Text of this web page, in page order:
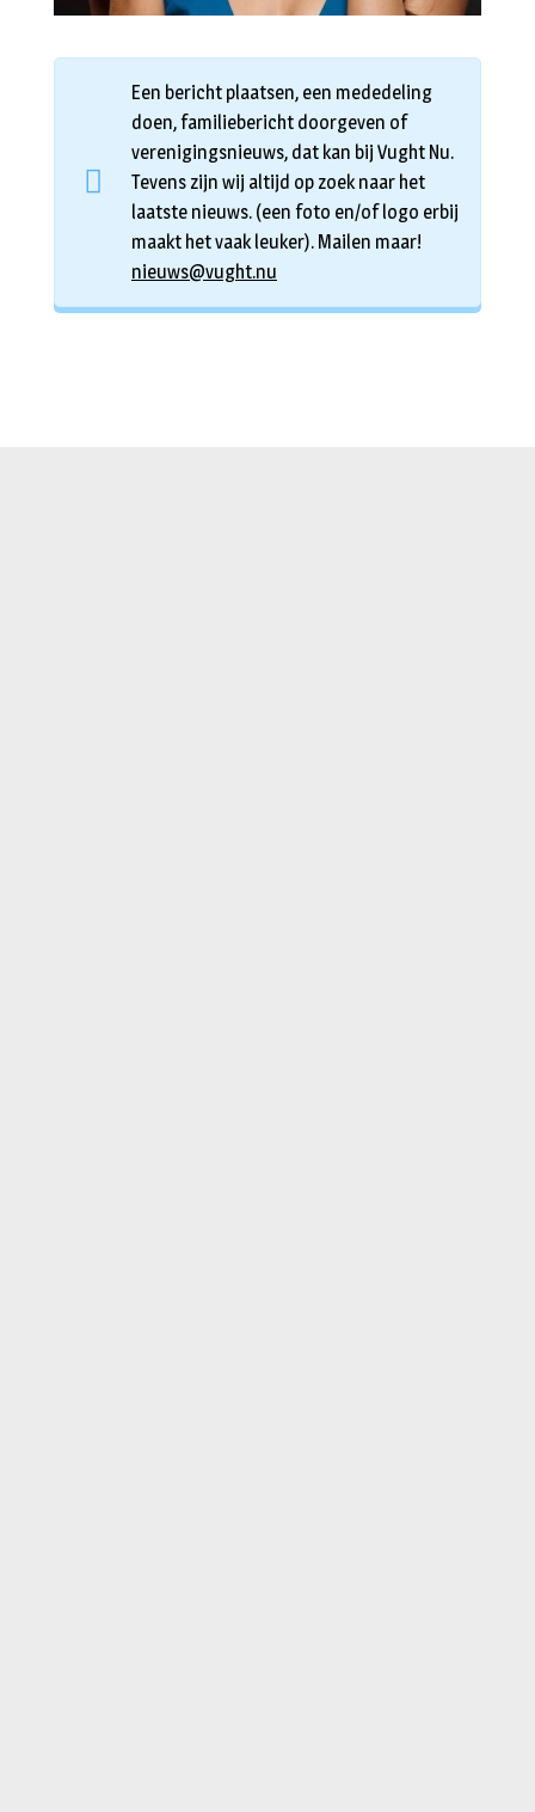
Een bericht plaatsen, een mededeling
doen, familiebericht doorgeven of
verenigingsnieuws, dat kan bij Vught Nu.
Tevens zijn wij altijd op zoek naar het
laatste nieuws. (een foto en/of logo erbij
maakt het vaak leuker). Mailen maar!
nieuws@vught.nu